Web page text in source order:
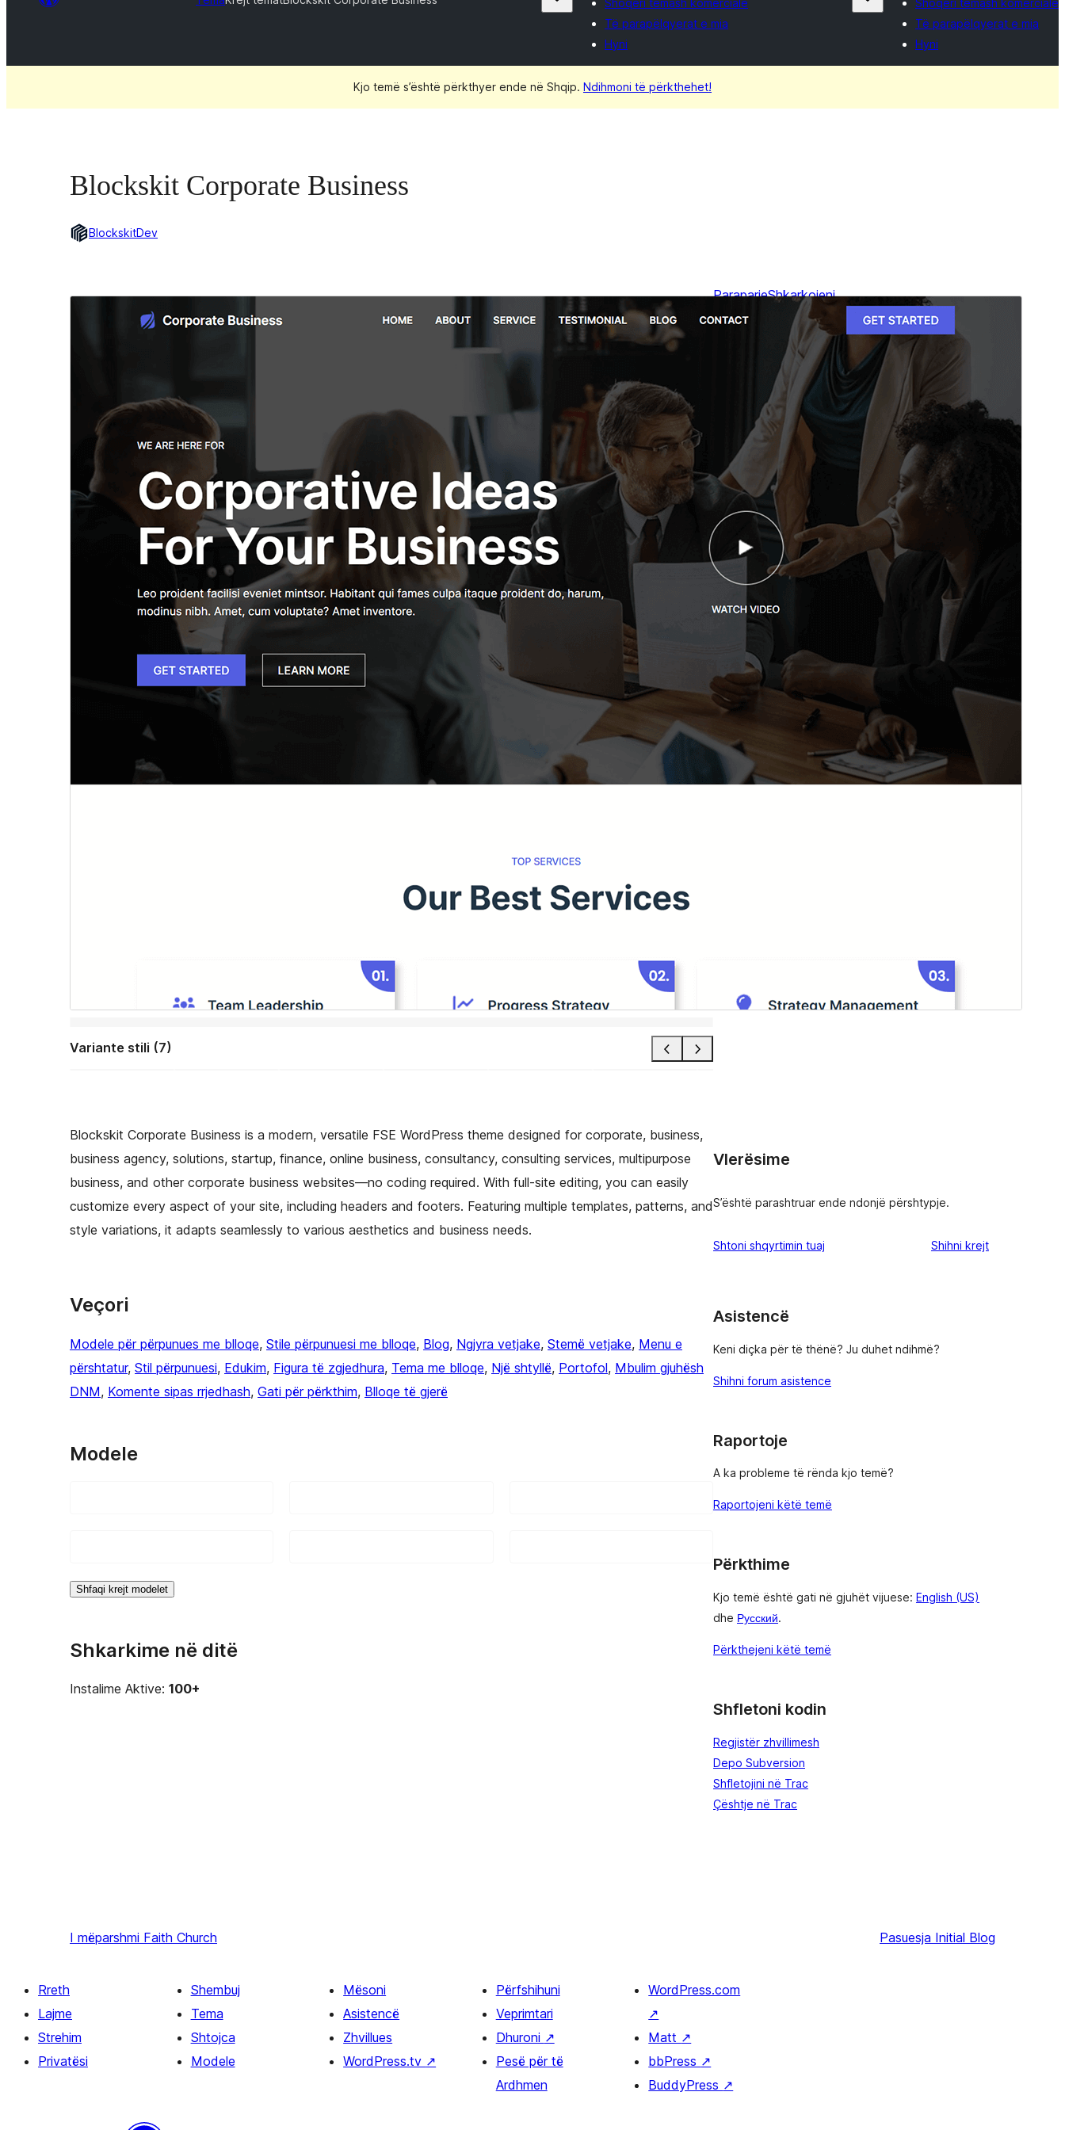
Shoqëri temash komerciale
Të parapëlqyerat e mia
Hyni
Shoqëri temash komerciale
Të parapëlqyerat e mia
Hyni
Kjo temë s’është përkthyer ende në Shqip. Ndihmoni të përkthehet!
Blockskit Corporate Business
BlockskitDev
Variante stili (7)
ParaparjeShkarkojeni
Kjo temë pjellë e Blockskit Base
1.0.0
Përditësuar së fundi më
1 Korrik, 2025
Instalime aktive
Version WordPress-i
Version PHP-je
Faqja hyrëse e temës
Blockskit Corporate Business is a modern, versatile FSE WordPress theme designed for corporate, business,
business agency, solutions, startup, finance, online business, consultancy, consulting services, multipurpose
business, and other corporate business websites—no coding required. With full-site editing, you can easily
customize every aspect of your site, including headers and footers. Featuring multiple templates, patterns, and
style variations, it adapts seamlessly to various aesthetics and business needs.
Veçori
Modele për përpunues me blloqe, Stile përpunuesi me blloqe, Blog, Ngjyra vetjake, Stemë vetjake, Menu e
përshtatur, Stil përpunuesi, Edukim, Figura të zgjedhura, Tema me blloqe, Një shtyllë, Portofol, Mbulim gjuhësh
DNM, Komente sipas rrjedhash, Gati për përkthim, Blloqe të gjerë
Modele
Shfaqi krejt modelet
Shkarkime në ditë
Instalime Aktive: 100+
Vlerësime
S’është parashtruar ende ndonjë përshtypje.
Shtoni shqyrtimin tuaj Shihni krejtshqyrtimet
Asistencë
Keni diçka për të thënë? Ju duhet ndihmë?
Shihni forum asistence
Raportoje
A ka probleme të rënda kjo temë?
Raportojeni këtë temë
Përkthime
Kjo temë është gati në gjuhët vijuese: English (US)
dhe Русский.
Përkthejeni këtë temë
Shfletoni kodin
Regjistër zhvillimesh
Depo Subversion
Shfletojini në Trac
Çështje në Trac
I mëparshmi Faith Church Pasuesja Initial Blog
Rreth
Lajme
Strehim
Privatësi
Shembuj
Tema
Shtojca
Modele
Mësoni
Asistencë
Zhvillues
WordPress.tv ↗
Përfshihuni
Veprimtari
Dhuroni ↗
Pesë për të
Ardhmen
WordPress.com
↗
Matt ↗
bbPress ↗
BuddyPress ↗